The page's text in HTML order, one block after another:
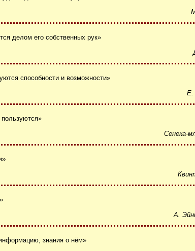
делом его собственных рук»
способности и возможности»
Е.
Сенека-
А.
знания о нём»